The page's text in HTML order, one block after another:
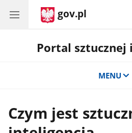
gov.pl
Portal sztucznej
MENU
Czym jest